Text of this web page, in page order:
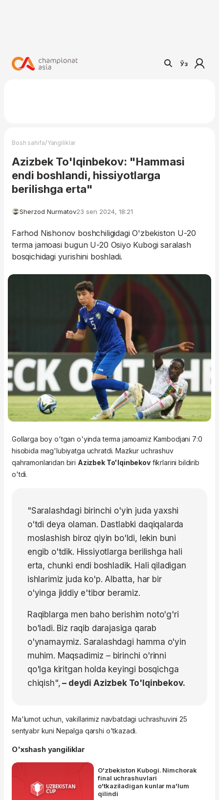
Ўз
Bosh sahifa/Yangiliklar
Azizbek To'lqinbekov: "Hammasi
endi boshlandi, hissiyotlarga
berilishga erta"
Sherzod Nurmatov23 sen 2024, 18:21
Farhod Nishonov boshchiligidagi O'zbekiston U-20
terma jamoasi bugun U-20 Osiyo Kubogi saralash
bosqichidagi yurishini boshladi.
Gollarga boy o'tgan o'yinda terma jamoamiz Kambodjani 7:0
hisobida mag'lubiyatga uchratdi. Mazkur uchrashuv
qahramonlaridan biri Azizbek To'lqinbekovfikrlarini bildirib
o'tdi.
"Saralashdagi birinchi o'yin juda yaxshi
o'tdi deya olaman. Dastlabki daqiqalarda
moslashish biroz qiyin bo'ldi, lekin buni
engib o'tdik. Hissiyotlarga berilishga hali
erta, chunki endi boshladik. Hali qiladigan
ishlarimiz juda ko'p. Albatta, har bir
o'yinga jiddiy e'tibor beramiz.
Raqiblarga men baho berishim noto'g'ri
bo'ladi. Biz raqib darajasiga qarab
o'ynamaymiz. Saralashdagi hamma o'yin
muhim. Maqsadimiz – birinchi o'rinni
qo'lga kiritgan holda keyingi bosqichga
chiqish", – deydi Azizbek To'lqinbekov.
Ma'lumot uchun, vakillarimiz navbatdagi uchrashuvini 25
sentyabr kuni Nepalga qarshi o'tkazadi.
O'xshash yangiliklar
O'zbekiston Kubogi. Nimchorak
final uchrashuvlari
o'tkaziladigan kunlar ma'lum
qilindi